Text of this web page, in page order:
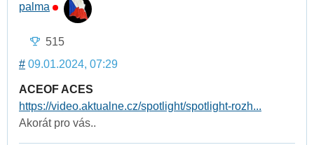
palma
515
# 09.01.2024, 07:29
ACEOF ACES
https://video.aktualne.cz/spotlight/spotlight-rozh...
Akorát pro vás..